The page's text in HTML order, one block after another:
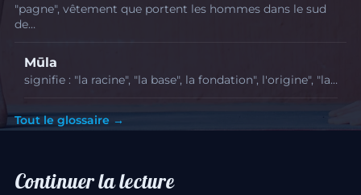
"pagne", vêtement que portent les hommes dans le sud
de…
Mūla
signifie : "la racine", "la base", la fondation", l'origine", "la…
Tout le glossaire →
Continuer la lecture